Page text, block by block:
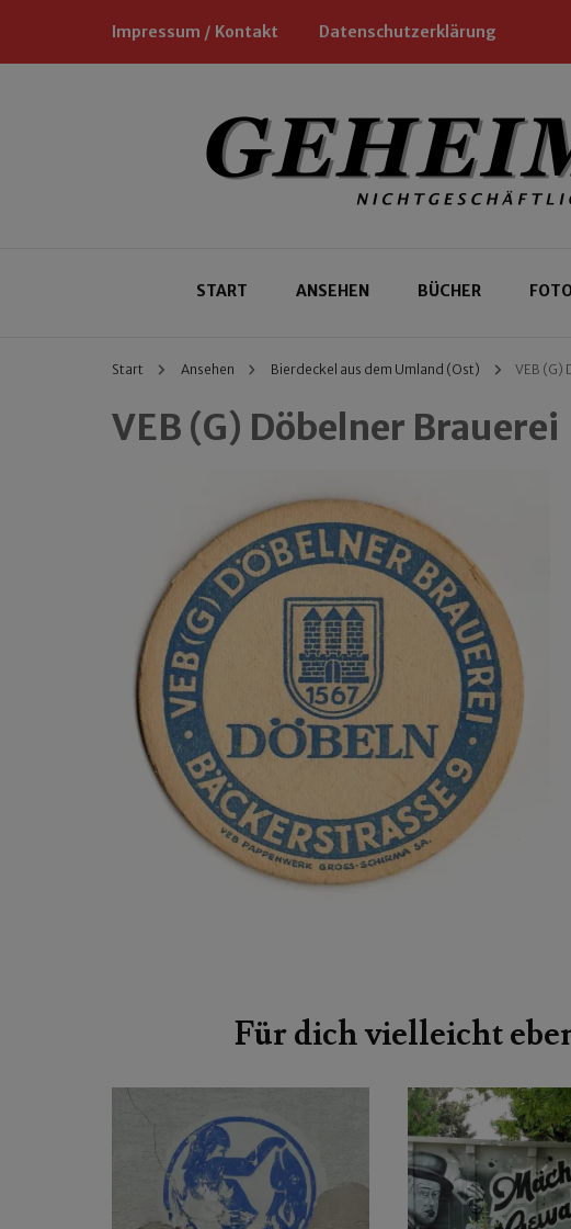
Impressum / Kontakt Datenschutzerklärung
Geheimtipp
START ANSEHEN BÜCHER
Start Ansehen Bierdeckel aus dem Umland (Ost) VEB (G)
VEB (G) Döbelner Brauerei
Für dich vielleicht